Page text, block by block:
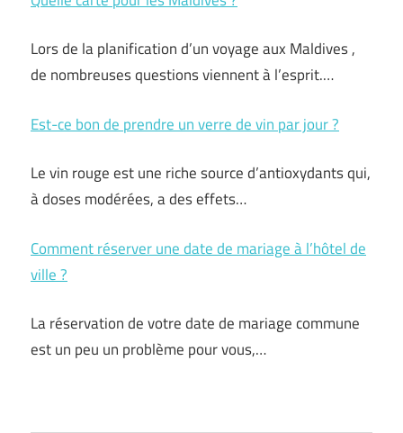
Lors de la planification d’un voyage aux Maldives ,
de nombreuses questions viennent à l’esprit.…
Est-ce bon de prendre un verre de vin par jour ?
Le vin rouge est une riche source d’antioxydants qui,
à doses modérées, a des effets…
Comment réserver une date de mariage à l’hôtel de
ville ?
La réservation de votre date de mariage commune
est un peu un problème pour vous,…